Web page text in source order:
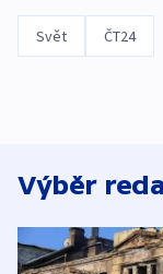
Svět ČT24
Výběr